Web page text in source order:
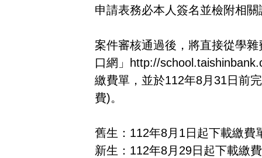
申請表務必本人簽名並檢附相
案件審核通過後，將直接從學
口網」http://
繳費單，並於112年8月31日前
費)。
舊生：112年8月1日起下載繳費
新生：112年8月29日起下載繳